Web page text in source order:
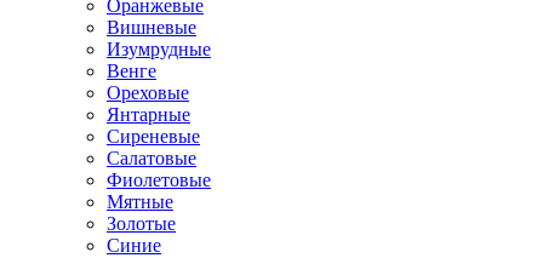
Оранжевые
Вишневые
Изумрудные
Венге
Ореховые
Янтарные
Сиреневые
Салатовые
Фиолетовые
Мятные
Золотые
Синие